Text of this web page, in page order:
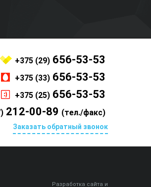
+375 (29)656-53-53
+375 (33)656-53-53
+375 (25)656-53-53
212-00-89 (тел./факс)
Заказать обратный звонок
Разработка сайта и